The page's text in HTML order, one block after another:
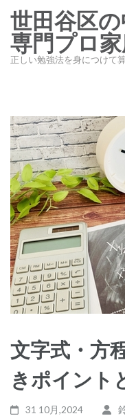
テ
ン
ス
キ
ッ
プ
(Enter
を
押
す)
世田谷区
専門プロ
正しい勉強法を身につけて
文字式・方
きポイント
31 10月,2024